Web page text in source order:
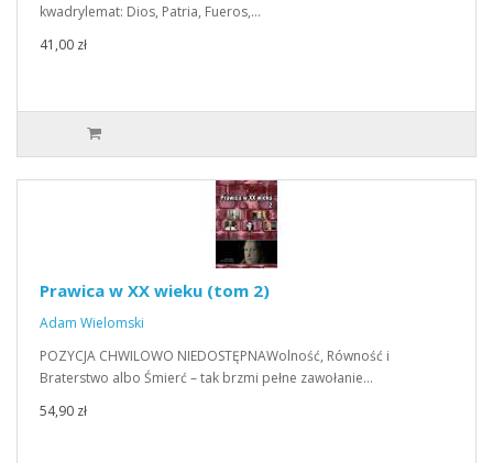
kwadrylemat: Dios, Patria, Fueros,…
41,00 zł
Prawica w XX wieku (tom 2)
Adam Wielomski
POZYCJA CHWILOWO NIEDOSTĘPNAWolność, Równość i
Braterstwo albo Śmierć – tak brzmi pełne zawołanie…
54,90 zł